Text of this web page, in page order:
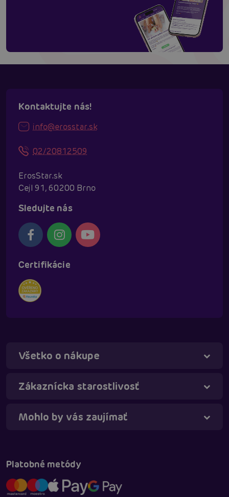
Kontaktujte nás!
info@erosstar.sk
02/20812509
ErosStar.sk
Cejl 91, 60200 Brno
Sledujte nás
Certifikácie
Všetko o nákupe
Zákaznícka starostlivosť
Mohlo by vás zaujímať
Platobné metódy
Táňa - virtuálna asistentka